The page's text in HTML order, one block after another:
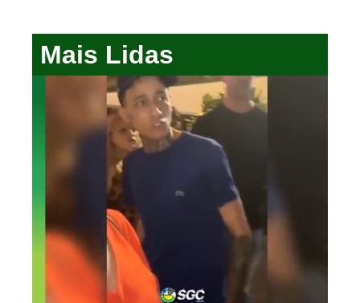
Mais Lidas